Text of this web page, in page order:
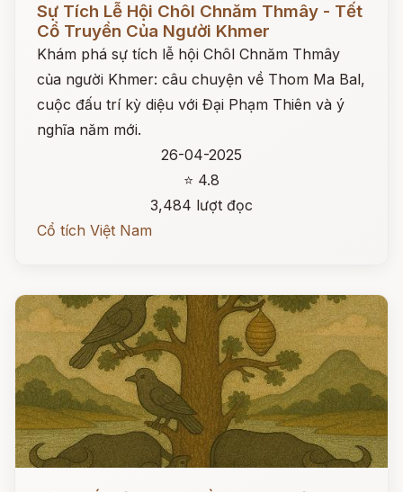
Sự Tích Lễ Hội Chôl Chnăm Thmây - Tết
Cổ Truyền Của Người Khmer
Khám phá sự tích lễ hội Chôl Chnăm Thmây
của người Khmer: câu chuyện về Thom Ma Bal,
cuộc đấu trí kỳ diệu với Đại Phạm Thiên và ý
nghĩa năm mới.
26-04-2025
⭐ 4.8
3,484 lượt đọc
Cổ tích Việt Nam